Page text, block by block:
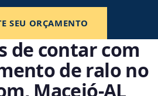
SEU ORÇAMENTO
de contar com
de ralo no
Maceió‑AL